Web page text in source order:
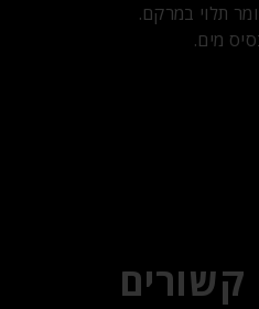
מים.
קשורים